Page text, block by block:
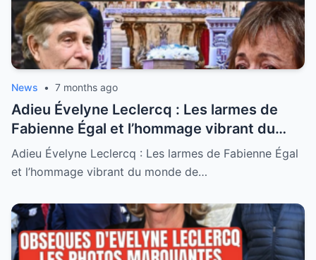
News • 7 months ago
Adieu Évelyne Leclercq : Les larmes de
Fabienne Égal et l’hommage vibrant du
monde de la télé à Nice
Adieu Évelyne Leclercq : Les larmes de Fabienne Égal
et l’hommage vibrant du monde de…